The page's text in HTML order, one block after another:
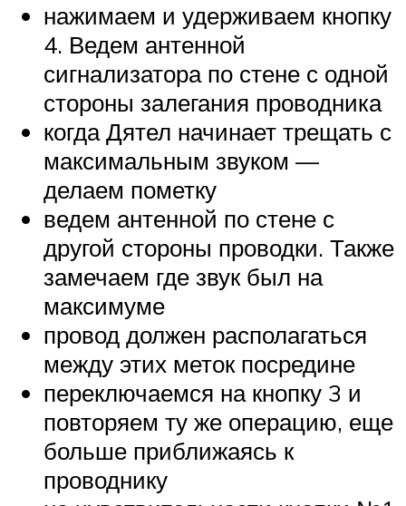
нажимаем и удерживаем кнопку
4. Ведем антенной
сигнализатора по стене с одной
стороны залегания проводника
когда Дятел начинает трещать с
максимальным звуком —
делаем пометку
ведем антенной по стене с
другой стороны проводки. Также
замечаем где звук был на
максимуме
провод должен располагаться
между этих меток посредине
переключаемся на кнопку 3 и
повторяем ту же операцию, еще
больше приближаясь к
проводнику